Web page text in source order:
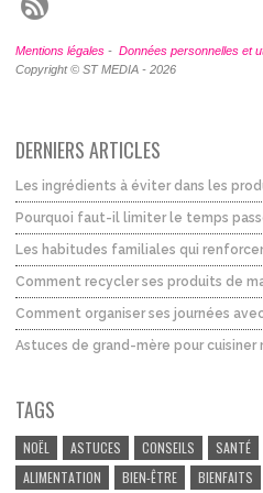
Mentions légales - Données personnelles et
Copyright © ST MEDIA - 2026
DERNIERS ARTICLES
Les ingrédients à éviter dans les
Pourquoi faut-il limiter le temps
Les habitudes familiales qui
Comment recycler ses produits de
Comment organiser ses journées
Astuces de grand-mère pour
TAGS
NOËL ASTUCES CONSEILS SANTÉ
ALIMENTATION
BIEN-ÊTRE BIENFAITS